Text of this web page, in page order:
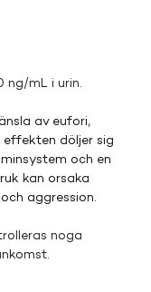
ng/mL i urin.
av eufori,
effekten döljer sig
och en
kan orsaka
aggression.
noga